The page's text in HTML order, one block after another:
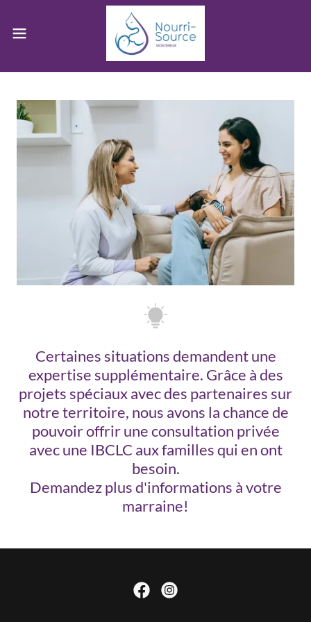
Certaines situations demandent une
expertise supplémentaire. Grâce à des
projets spéciaux avec des partenaires sur
notre territoire, nous avons la chance de
pouvoir offrir une consultation privée
avec une IBCLC aux familles qui en ont
besoin.
Demandez plus d'informations à votre
marraine!